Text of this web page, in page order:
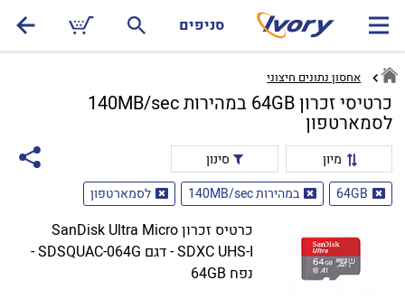
סניפים
אחסון נתונים חיצוני
כרטיסי זכרון 64GB במהירות 140MB/sec
לסמארטפון
מיון
סינון
64GB
במהירות 140MB/sec לסמארטפון
כרטיס זכרון SanDisk Ultra Micro
SDXC UHS-I - דגם SDSQUAC-064G -
נפח 64GB